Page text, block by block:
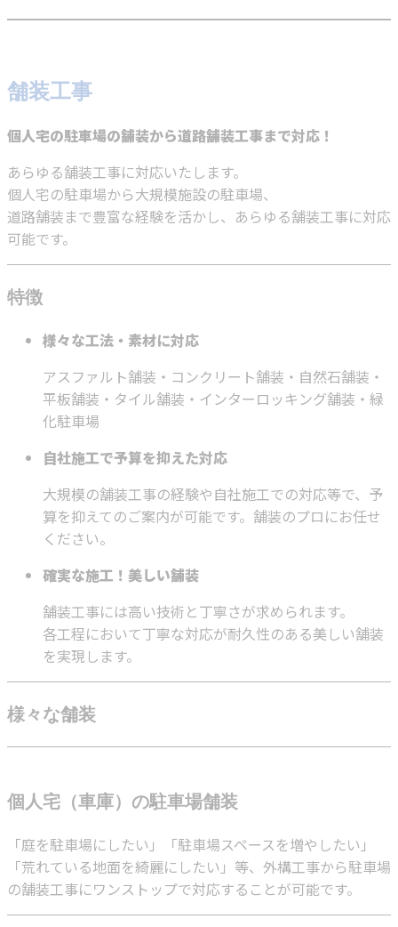
舗装工事
個人宅の駐車場の舗装から道路舗装工事まで対応！
あらゆる舗装工事に対応いたします。
個人宅の駐車場から大規模施設の駐車場、
道路舗装まで豊富な経験を活かし、あらゆる舗装工事に対応
可能です。
特徴
様々な工法・素材に対応
アスファルト舗装・コンクリート舗装・自然石舗装・
平板舗装・タイル舗装・インターロッキング舗装・緑
化駐車場
自社施工で予算を抑えた対応
大規模の舗装工事の経験や自社施工での対応等で、予
算を抑えてのご案内が可能です。舗装のプロにお任せ
ください。
確実な施工！美しい舗装
舗装工事には高い技術と丁寧さが求められます。
各工程において丁寧な対応が耐久性のある美しい舗装
を実現します。
様々な舗装
個人宅（車庫）の駐車場舗装
「庭を駐車場にしたい」「駐車場スペースを増やしたい」
「荒れている地面を綺麗にしたい」等、外構工事から駐車場
の舗装工事にワンストップで対応することが可能です。